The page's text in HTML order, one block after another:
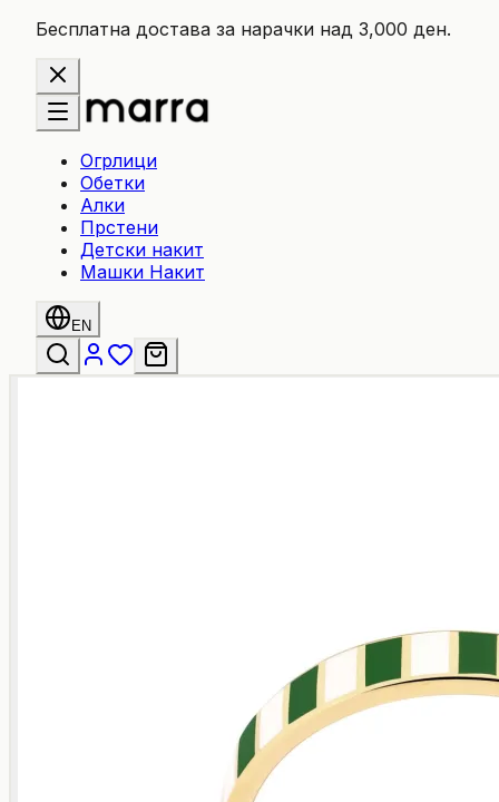
Бесплатна достава за нарачки над 3,000 ден.
Огрлици
Обетки
Алки
Прстени
Детски накит
Машки Накит
EN